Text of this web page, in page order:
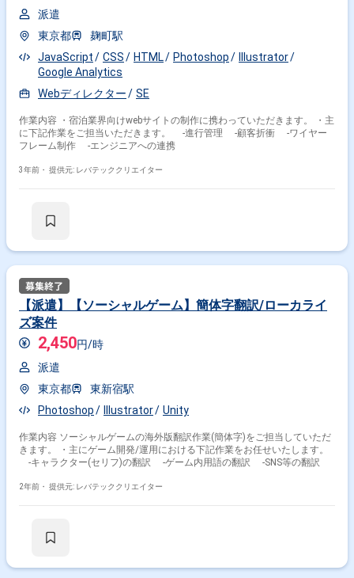
派遣
東京都
麹町駅
JavaScript
CSS HTML Photoshop
Illustrator
Google Analytics
Webディレクター
SE
作業内容 ・宿泊業界向けwebサイトの制作に携わっていただきます。 ・主
に下記作業をご担当いただきます。 -進行管理 -顧客折衝 -ワイヤー
フレーム制作 -エンジニアへの連携
3年前・ 提供元: レバテッククリエイター
【派遣】【ソーシャルゲーム】簡体字翻訳/ローカライ
ズ案件
2,450円/時
派遣
東京都
東新宿駅
Photoshop
Illustrator Unity
作業内容 ソーシャルゲームの海外版翻訳作業(簡体字)をご担当していただ
きます。 ・主にゲーム開発/運用における下記作業をお任せいたします。
-キャラクター(セリフ)の翻訳 -ゲーム内用語の翻訳 -SNS等の翻訳
2年前・ 提供元: レバテッククリエイター